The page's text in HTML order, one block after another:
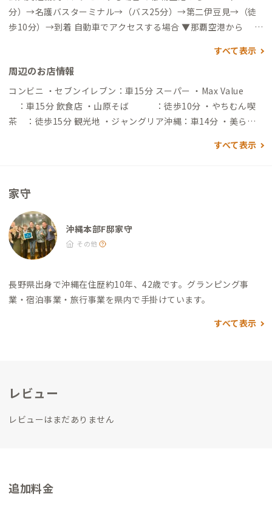
分）→名護バスターミナル→（バス25分）→第二伊豆見→（徒
歩10分）→到着 自動車でアクセスする場合 ▼那覇空港から →
すべて表示
周辺のお店情報
コンビニ ・セブンイレブン：車15分 スーパー ・Max Value
：車15分 飲食店 ・山原そば ：徒歩10分 ・やちむん喫
茶 ：徒歩15分 観光地 ・ジャングリア沖縄：車14分 ・美ら海
すべて表示
家守
沖縄本部F邸家守
その他
長野県出身で沖縄在住歴約10年、42歳です。 グランピング事
業・宿泊事業・旅行事業を県内で手掛けています。
すべて表示
レビュー
レビューはまだありません
追加料金